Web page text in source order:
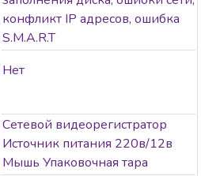
конфликт IP адресов, ошибка
S.M.A.R.T
Нет
Сетевой видеорегистратор
Источник питания 220в/12в
Мышь Упаковочная тара